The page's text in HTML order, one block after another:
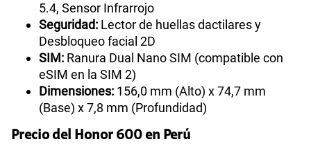
5.4, Sensor Infrarrojo
Seguridad: Lector de huellas dactilares y
Desbloqueo facial 2D
SIM: Ranura Dual Nano SIM (compatible con
eSIM en la SIM 2)
Dimensiones: 156,0 mm (Alto) x 74,7 mm
(Base) x 7,8 mm (Profundidad)
Precio del Honor 600 en Perú